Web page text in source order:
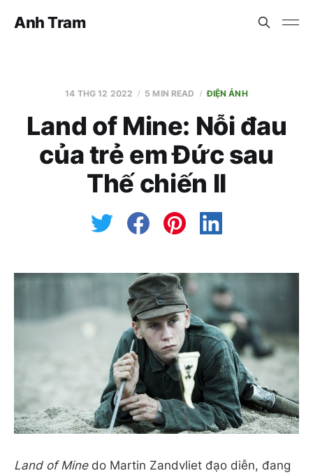
Anh Tram
14 THG 12 2022 5 MIN READ ĐIỆN ẢNH
Land of Mine: Nỗi đau
của trẻ em Đức sau
Thế chiến II
Land of Minedo Martin Zandvliet đạo diễn, đang